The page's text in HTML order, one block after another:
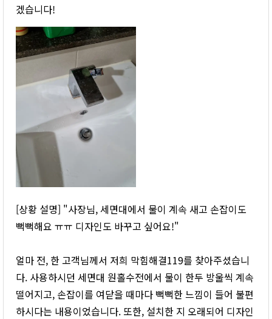
겠습니다!
[상황 설명] "사장님, 세면대에서 물이 계속 새고 손잡이도
뻑뻑해요 ㅠㅠ 디자인도 바꾸고 싶어요!"
얼마 전, 한 고객님께서 저희 막힘해결119를 찾아주셨습니
다. 사용하시던 세면대 원홀수전에서 물이 한두 방울씩 계속
떨어지고, 손잡이를 여닫을 때마다 뻑뻑한 느낌이 들어 불편
하시다는 내용이었습니다. 또한, 설치한 지 오래되어 디자인